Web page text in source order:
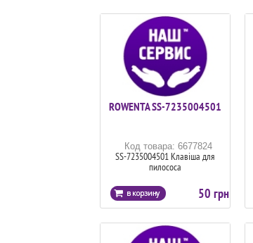
ROWENTA SS-7235004501
Код товара: 6677824
SS-7235004501 Клавіша для
пилососа
50 грн